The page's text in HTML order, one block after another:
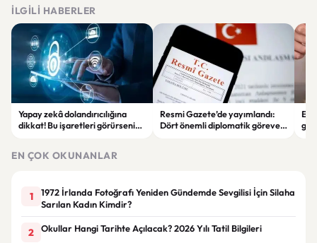
İLGILI HABERLER
Yapay zekâ dolandırıcılığına
dikkat! Bu işaretleri görürseniz
Resmi Gazete’de yayımlandı:
Dört önemli diplomatik göreve
EN ÇOK OKUNANLAR
1
1972 İrlanda Fotoğrafı Yeniden Gündemde Sevgilisi İçin Silaha
Sarılan Kadın Kimdir?
2 Okullar Hangi Tarihte Açılacak? 2026 Yılı Tatil Bilgileri